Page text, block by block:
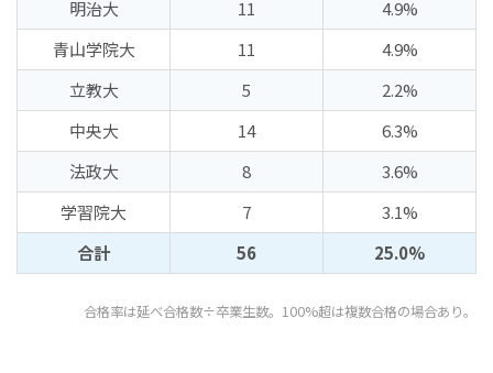
明治大 11
4.9%
青山学院大
11
4.9%
立教大
5
2.2%
中央大
14
6.3%
法政大
8
3.6%
学習院大
7
3.1%
合計
56 25.0%
合格率は延べ合格数÷卒業生数。100%超は複数合格の場合あり。